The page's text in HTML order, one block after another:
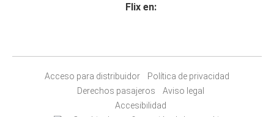
Flix en:
Acceso para distribuidor
Política de privacidad
Derechos pasajeros
Aviso legal
Accesibilidad